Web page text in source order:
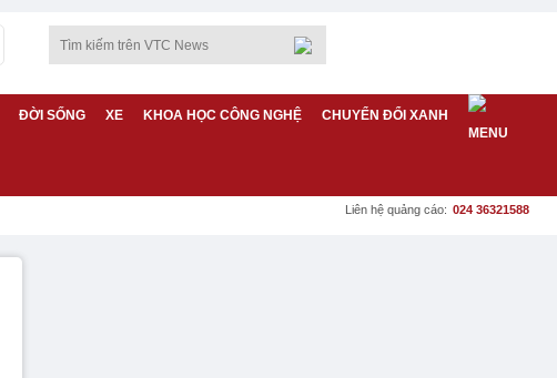
ĐỜI SỐNG XE KHOA HỌC CÔNG NGHỆ CHUYỂN ĐỔI XANH
Liên hệ quảng cáo: 024 36321588